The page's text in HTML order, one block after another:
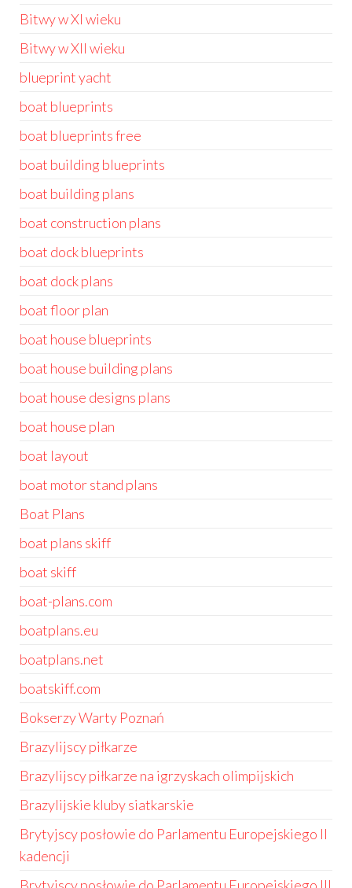
Bitwy w XI wieku
Bitwy w XII wieku
blueprint yacht
boat blueprints
boat blueprints free
boat building blueprints
boat building plans
boat construction plans
boat dock blueprints
boat dock plans
boat floor plan
boat house blueprints
boat house building plans
boat house designs plans
boat house plan
boat layout
boat motor stand plans
Boat Plans
boat plans skiff
boat skiff
boat-plans.com
boatplans.eu
boatplans.net
boatskiff.com
Bokserzy Warty Poznań
Brazylijscy piłkarze
Brazylijscy piłkarze na igrzyskach olimpijskich
Brazylijskie kluby siatkarskie
Brytyjscy posłowie do Parlamentu Europejskiego II
kadencji